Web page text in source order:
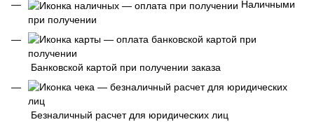
Наличными
при получении
Банковской картой при получении заказа
Безналичный расчет для юридических лиц